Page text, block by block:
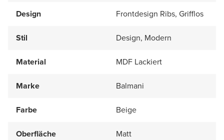
Design Frontdesign Ribs, Grifflos
Stil Design, Modern
Material MDF Lackiert
Marke Balmani
Farbe Beige
Oberfläche Matt